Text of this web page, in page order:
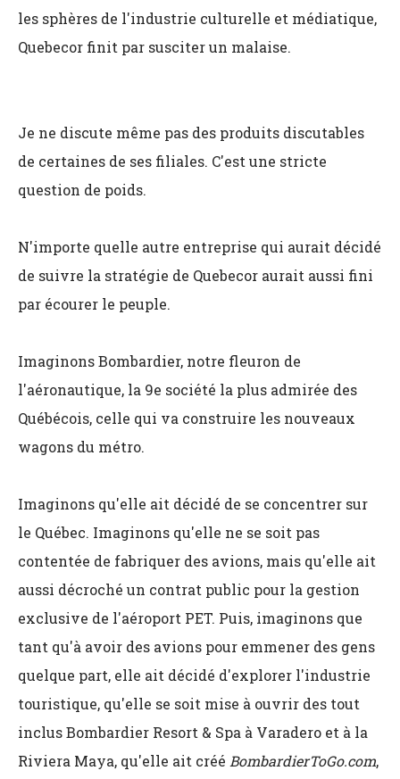
les sphères de l'industrie culturelle et médiatique,
Quebecor finit par susciter un malaise.
Je ne discute même pas des produits discutables
de certaines de ses filiales. C'est une stricte
question de poids.
N'importe quelle autre entreprise qui aurait décidé
de suivre la stratégie de Quebecor aurait aussi fini
par écourer le peuple.
Imaginons Bombardier, notre fleuron de
l'aéronautique, la 9e société la plus admirée des
Québécois, celle qui va construire les nouveaux
wagons du métro.
Imaginons qu'elle ait décidé de se concentrer sur
le Québec. Imaginons qu'elle ne se soit pas
contentée de fabriquer des avions, mais qu'elle ait
aussi décroché un contrat public pour la gestion
exclusive de l'aéroport PET. Puis, imaginons que
tant qu'à avoir des avions pour emmener des gens
quelque part, elle ait décidé d'explorer l'industrie
touristique, qu'elle se soit mise à ouvrir des tout
inclus Bombardier Resort & Spa à Varadero et à la
Riviera Maya, qu'elle ait créé BombardierToGo.com,